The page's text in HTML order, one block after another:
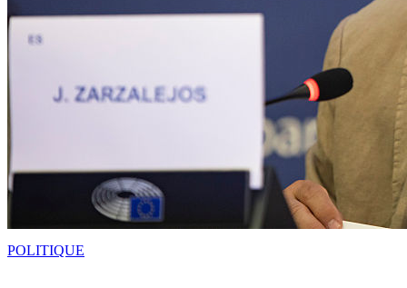
POLITIQUE